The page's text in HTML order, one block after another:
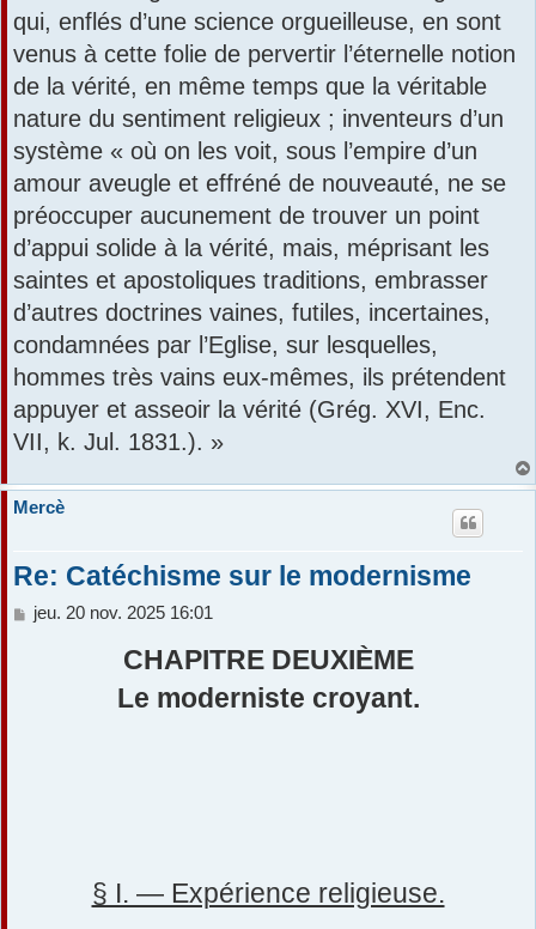
qui, enflés d’une science orgueilleuse, en sont
venus à cette folie de pervertir l’éternelle notion
de la vérité, en même temps que la véritable
nature du sentiment religieux ; inventeurs d’un
système « où on les voit, sous l’empire d’un
amour aveugle et effréné de nouveauté, ne se
préoccuper aucunement de trouver un point
d’appui solide à la vérité, mais, méprisant les
saintes et apostoliques traditions, embrasser
d’autres doctrines vaines, futiles, incertaines,
condamnées par l’Eglise, sur lesquelles,
hommes très vains eux-mêmes, ils prétendent
appuyer et asseoir la vérité (Grég. XVI, Enc.
VII, k. Jul. 1831.). »
Mercè
Re: Catéchisme sur le modernisme
M
jeu. 20 nov. 2025 16:01
CHAPITRE DEUXIÈME
Le moderniste croyant.
§ I. — Expérience religieuse.